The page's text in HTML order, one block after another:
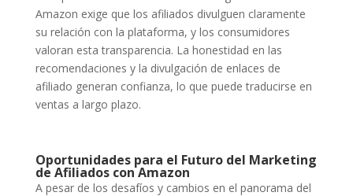
Amazon exige que los afiliados divulguen claramente
su relación con la plataforma, y los consumidores
valoran esta transparencia. La honestidad en las
recomendaciones y la divulgación de enlaces de
afiliado generan confianza, lo que puede traducirse en
ventas a largo plazo.
Oportunidades para el Futuro del Marketing
de Afiliados con Amazon
A pesar de los desafíos y cambios en el panorama del